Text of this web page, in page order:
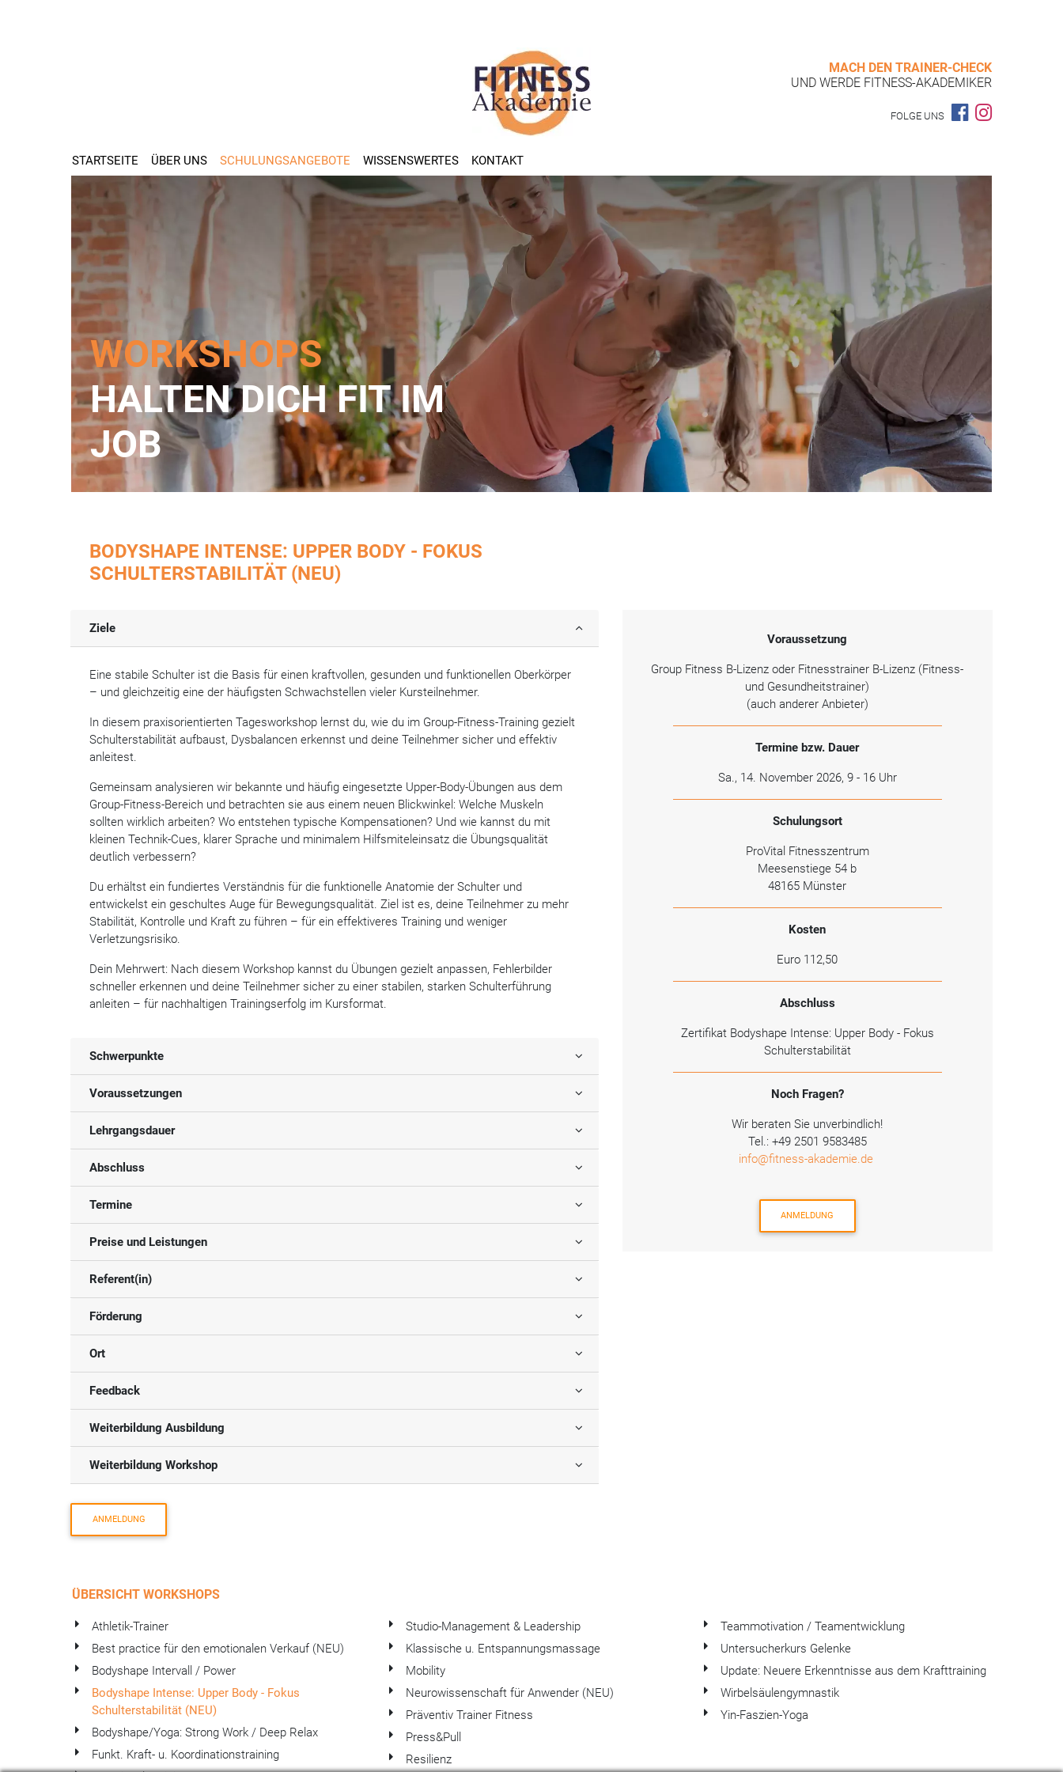
MACH DEN TRAINER-CHECK
UND WERDE FITNESS-AKADEMIKER
FOLGE UNS
STARTSEITE ÜBER UNS SCHULUNGSANGEBOTE (CURRENT)
WISSENSWERTES KONTAKT
WORK­SHOPS
HALTEN DICH FITIM
JOB
BODYSHAPE INTENSE: UPPER BODY - FOKUS
SCHULTERSTABILITÄT (NEU)
Ziele
Eine stabile Schulter ist die Basis für einen kraftvollen, gesunden und funktionellen Oberkörper
– und gleichzeitig eine der häufigsten Schwachstellen vieler Kursteilnehmer.
In diesem praxisorientierten Tagesworkshop lernst du, wie du im Group-Fitness-Training gezielt
Schulterstabilität aufbaust, Dysbalancen erkennst und deine Teilnehmer sicher und effektiv
anleitest.
Gemeinsam analysieren wir bekannte und häufig eingesetzte Upper-Body-Übungen aus dem
Group-Fitness-Bereich und betrachten sie aus einem neuen Blickwinkel: Welche Muskeln
sollten wirklich arbeiten? Wo entstehen typische Kompensationen? Und wie kannst du mit
kleinen Technik-Cues, klarer Sprache und minimalem Hilfsmiteleinsatz die Übungsqualität
deutlich verbessern?
Du erhältst ein fundiertes Verständnis für die funktionelle Anatomie der Schulter und
entwickelst ein geschultes Auge für Bewegungsqualität. Ziel ist es, deine Teilnehmer zu mehr
Stabilität, Kontrolle und Kraft zu führen – für ein effektiveres Training und weniger
Verletzungsrisiko.
Dein Mehrwert: Nach diesem Workshop kannst du Übungen gezielt anpassen, Fehlerbilder
schneller erkennen und deine Teilnehmer sicher zu einer stabilen, starken Schulterführung
anleiten – für nachhaltigen Trainingserfolg im Kursformat.
Schwerpunkte
Voraussetzungen
Lehrgangsdauer
Abschluss
Termine
Preise und Leistungen
Referent(in)
Förderung
Ort
Feedback
Weiterbildung Ausbildung
Weiterbildung Workshop
ANMELDUNG
Voraussetzung
Group Fitness B-Lizenz oder Fitnesstrainer B-Lizenz (Fitness-
und Gesundheitstrainer)
(auch anderer Anbieter)
Termine bzw. Dauer
Sa., 14. November 2026, 9 - 16 Uhr
Schulungsort
ProVital Fitnesszentrum
Meesenstiege 54 b
48165 Münster
Kosten
Euro 112,50
Abschluss
Zertifikat Bodyshape Intense: Upper Body - Fokus
Schulterstabilität
Noch Fragen?
Wir beraten Sie unverbindlich!
Tel.: +49 2501 9583485
info@fitness-akademie.de
ANMELDUNG
ÜBERSICHT WORKSHOPS
Athletik-Trainer
Best practice für den emotionalen Verkauf (NEU)
Bodyshape Intervall / Power
Bodyshape Intense: Upper Body - Fokus
Schulterstabilität (NEU)
Bodyshape/Yoga: Strong Work / Deep Relax
Funkt. Kraft- u. Koordinationstraining
Studio-Management & Leadership
Klassische u. Entspannungsmassage
Mobility
Neurowissenschaft für Anwender (NEU)
Präventiv Trainer Fitness
Press&Pull
Resilienz
Teammotivation / Teamentwicklung
Untersucherkurs Gelenke
Update: Neuere Erkenntnisse aus dem Krafttraining
Wirbelsäulengymnastik
Yin-Faszien-Yoga